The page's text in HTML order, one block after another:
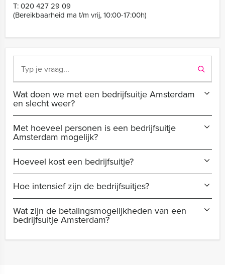
T:020 427 29 09
(Bereikbaarheid ma t/m vrij, 10:00-17:00h)
Wat doen we met een bedrijfsuitje Amsterdam
en slecht weer?
Met hoeveel personen is een bedrijfsuitje
Amsterdam mogelijk?
Hoeveel kost een bedrijfsuitje?
Hoe intensief zijn de bedrijfsuitjes?
Wat zijn de betalingsmogelijkheden van een
bedrijfsuitje Amsterdam?